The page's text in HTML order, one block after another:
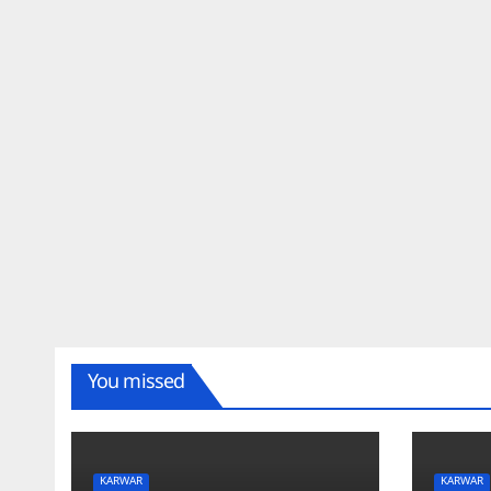
You missed
KARWAR KARWAR